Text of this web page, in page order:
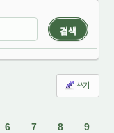
검색
쓰기
6 7 8 9